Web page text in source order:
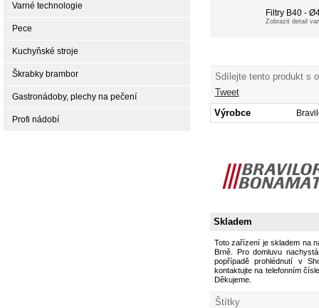
Filtry B40 -
Zobrazit detail
Sdílejte tento produkt s
Tweet
Výrobce
Skladem
Toto zařízení je skladem na
Brně. Pro domluvu
popřípadě prohlédnutí v
kontaktujte na telefonním
Děkujeme.
Štítky
Varné technologie
Pece
Kuchyňské stroje
Škrabky brambor
Gastronádoby, plechy na pečení
Profi nádobí